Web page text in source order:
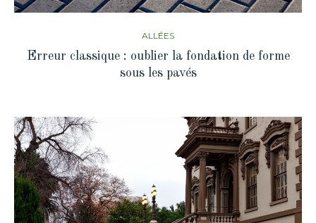
ALLÉES
Erreur classique : oublier la fondation de forme
sous les pavés